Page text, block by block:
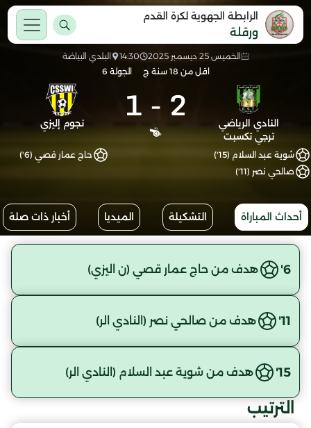
الرابطة الجهوية لكرة القدم
ورقلة
الخميس 25 ديسمبر 2025 14:30
البلدي البياضة
اقل من 18 سنة ج
الجولة 6
النادي الرياضي
ترجي تكسبت
2
-
1 نجوم إليزي
شوية عبد السلام (15')
صالحي نصر (11')
حاج عمار قصي (6')
أحداث المباراة التشكيلة الميديا أخبار ذات صلة
6' هدف من حاج عمار قصي (ن اليزي)
11' هدف من صالحي نصر (النادي الر)
15' هدف من شوية عبد السلام (النادي الر)
الترتيب